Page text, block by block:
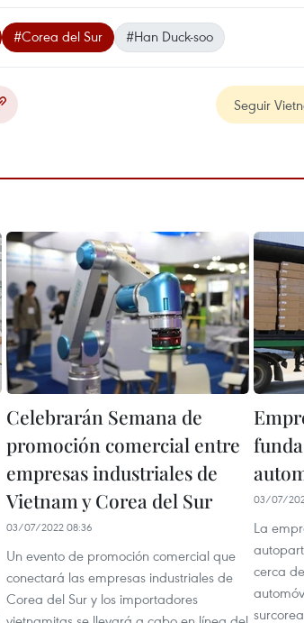
#Corea del Sur #Han Duck-soo
Seguir
Celebrarán Semana de
promoción comercial entre
empresas industriales de
Vietnam y Corea del Sur
03/07/2022 08:36
Un evento de promoción comercial que
conectará las empresas industriales de
Corea del Sur y los importadores
03/07/
La
cerca